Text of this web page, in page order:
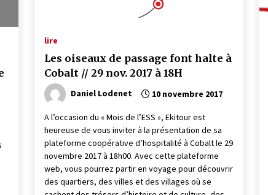
lire
Les oiseaux de passage font halte à
Cobalt // 29 nov. 2017 à 18H
Daniel Lodenet 10 novembre 2017
A l’occasion du « Mois de l’ESS », Ekitour est
heureuse de vous inviter à la présentation de sa
plateforme coopérative d’hospitalité à Cobalt le 29
novembre 2017 à 18h00. Avec cette plateforme
web, vous pourrez partir en voyage pour découvrir
des quartiers, des villes et des villages où se